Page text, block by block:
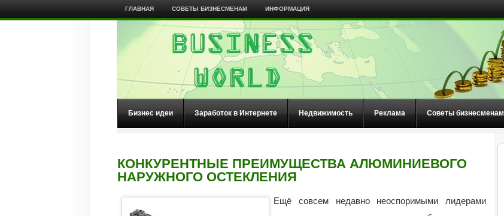
ГЛАВНАЯ СОВЕТЫ БИЗНЕСМЕНАМ ИНФОРМАЦИЯ
Бизнес идеи Заработок в Интернете Недвижимость Реклама Советы бизнесменам
КОНКУРЕНТНЫЕ ПРЕИМУЩЕСТВА АЛЮМИНИЕВОГО
НАРУЖНОГО ОСТЕКЛЕНИЯ
Ещё совсем недавно неоспоримыми лидерами